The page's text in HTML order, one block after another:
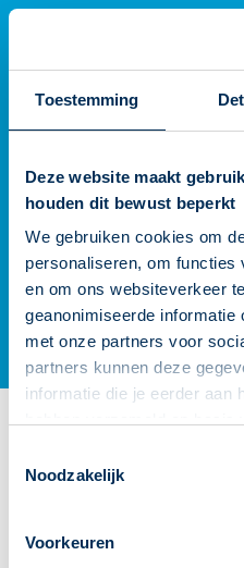
Toestemming
Deze website maakt
houden dit bewust beperkt
We gebruiken cookies om
personaliseren, om functies
en om ons websiteverkeer
geanonimiseerde
met onze partners voor
partners kunnen deze
informatie die je eerder aan
zorgvuldig om met je
Noodzakelijk
Voorkeuren
Er is iets
Probeer het later